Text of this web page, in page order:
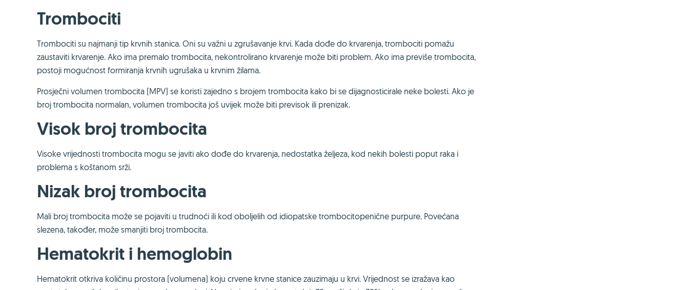
Trombociti
Trombociti su najmanji tip krvnih stanica. Oni su važni u zgrušavanje krvi. Kada dođe do krvarenja, trombociti pomažu
zaustaviti krvarenje. Ako ima premalo trombocita, nekontrolirano krvarenje može biti problem. Ako ima previše trombocita,
postoji mogućnost formiranja krvnih ugrušaka u krvnim žilama.
Prosječni volumen trombocita (MPV) se koristi zajedno s brojem trombocita kako bi se dijagnosticirale neke bolesti. Ako je
broj trombocita normalan, volumen trombocita još uvijek može biti previsok ili prenizak.
Visok broj trombocita
Visoke vrijednosti trombocita mogu se javiti ako dođe do krvarenja, nedostatka željeza, kod nekih bolesti poput raka i
problema s koštanom srži.
Nizak broj trombocita
Mali broj trombocita može se pojaviti u trudnoći ili kod oboljelih od idiopatske trombocitopenične purpure. Povećana
slezena, također, može smanjiti broj trombocita.
Hematokrit i hemoglobin
Hematokrit otkriva količinu prostora (volumena) koju crvene krvne stanice zauzimaju u krvi. Vrijednost se izražava kao